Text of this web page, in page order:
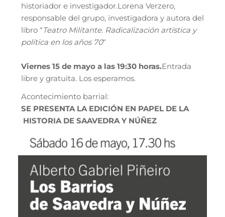
historiador e investigador.Lorena Verzero,
responsable del grupo, investigadora y autora del
libro “Teatro Militante. Radicalización artística y
política en los años 70“
Viernes 15 de mayo a las 19:30 horas.Entrada
libre y gratuita. Los esperamos.
Acontecimiento barrial:
SE PRESENTA LA EDICIÓN EN PAPEL DE LA
HISTORIA DE SAAVEDRA Y NÚÑEZ